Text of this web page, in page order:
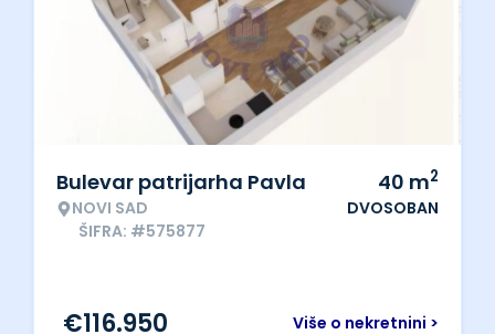
Bulevar patrijarha Pavla
NOVI SAD
ŠIFRA: #575877
40 m2
DVOSOBAN
Više o nekretnini >
€116.950